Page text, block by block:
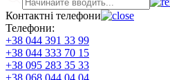
Контактні телефони
Телефони:
+38 044 391 33 99
+38 044 333 70 15
+38 095 283 35 33
+38 068 044 04 04